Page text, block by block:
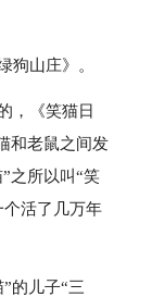
狗山庄》。
，《笑猫日
和老鼠之间发
之所以叫“笑
活了几万年
的儿子“三